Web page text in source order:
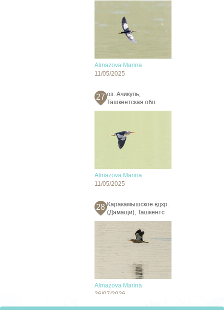
Almazova Marina
11/05/2025
27 оз. Ачикуль,
Ташкентская обл.
Almazova Marina
11/05/2025
28 Каракамышское вдхр.
(Дамащи), Ташкентс
Almazova Marina
26/07/2026